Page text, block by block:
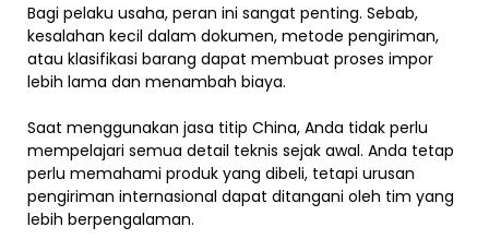
Bagi pelaku usaha, peran ini sangat penting. Sebab,
kesalahan kecil dalam dokumen, metode pengiriman,
atau klasifikasi barang dapat membuat proses impor
lebih lama dan menambah biaya.
Saat menggunakan jasa titip China, Anda tidak perlu
mempelajari semua detail teknis sejak awal. Anda tetap
perlu memahami produk yang dibeli, tetapi urusan
pengiriman internasional dapat ditangani oleh tim yang
lebih berpengalaman.